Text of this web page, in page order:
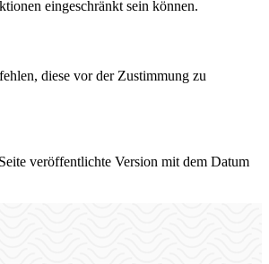
eingeschränkt sein können.
diese vor der Zustimmung zu
veröffentlichte Version mit dem Datum